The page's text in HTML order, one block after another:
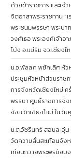
ด้วยข้าราชการ และเ
จิตอาสาพระราชทาน “
พระชนมพรรษา พระบา
วงศ์เธอ พระองค์เจ้า
โป่ง อ.แม่ริม จว.เชียง
น.อ.พัลลภ พยัคเลิศ หัว
ประชุมหัวหน้าส่วนราช
การจังหวัดเชียงใหม่
พรรษา ศูนย์ราชการจัง
จังหวัดเชียงใหม่ ในวั
น.ต.วัชรินทร์ สอนละอุ่
วัดความสั่นสะเทือนจัง
เทียนถวายพระพรชัยม